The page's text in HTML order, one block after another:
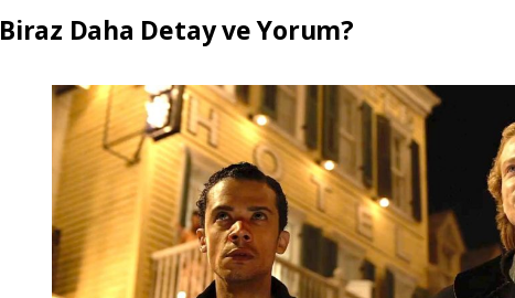
Biraz Daha Detay ve Yorum?